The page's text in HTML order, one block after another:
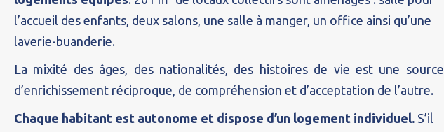
l’accueil des enfants, deux salons, une salle à manger, un office ainsi qu’une
laverie-buanderie.
La mixité des âges, des nationalités, des histoires de vie est une source
d’enrichissement réciproque, de compréhension et d’acceptation de l’autre.
Chaque habitant est autonome et dispose d’un logement individuel. S’il